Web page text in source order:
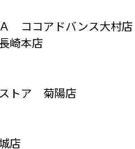
ココアドバンス大村店
崎本店
トア 菊陽店
店